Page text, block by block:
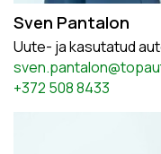
Sven Pantalon
Uute- ja kasutatud
+372 508 8433